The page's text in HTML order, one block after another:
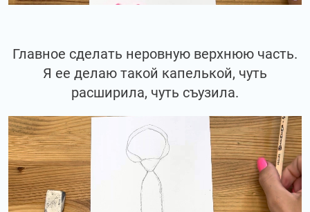
Главное сделать неровную верхнюю часть.
Я ее делаю такой капелькой, чуть
расширила, чуть съузила.